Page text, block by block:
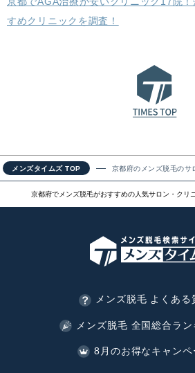
すめクリニックを調査！
メンズタイムズ TOP 京都府のメンズ脱毛のサ
京都府でメンズ脱毛がおすすめの人気サロン・クリ
メンズ脱毛 よくある
メンズ脱毛 全国総合ラ
8月のお得なキャンペ